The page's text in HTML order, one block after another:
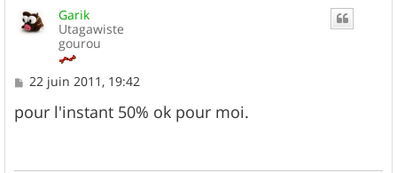
Garik
Utagawiste
gourou
M
s
s
22 juin 2011, 19:42
pour l'instant 50% ok pour moi.